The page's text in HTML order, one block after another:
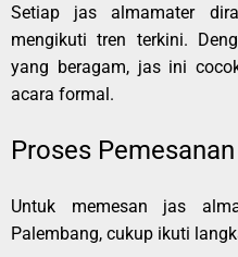
Setiap jas almamater
mengikuti tren terkini.
yang beragam, jas ini
acara formal.
Proses
Untuk memesan jas
Palembang, cukup ikuti